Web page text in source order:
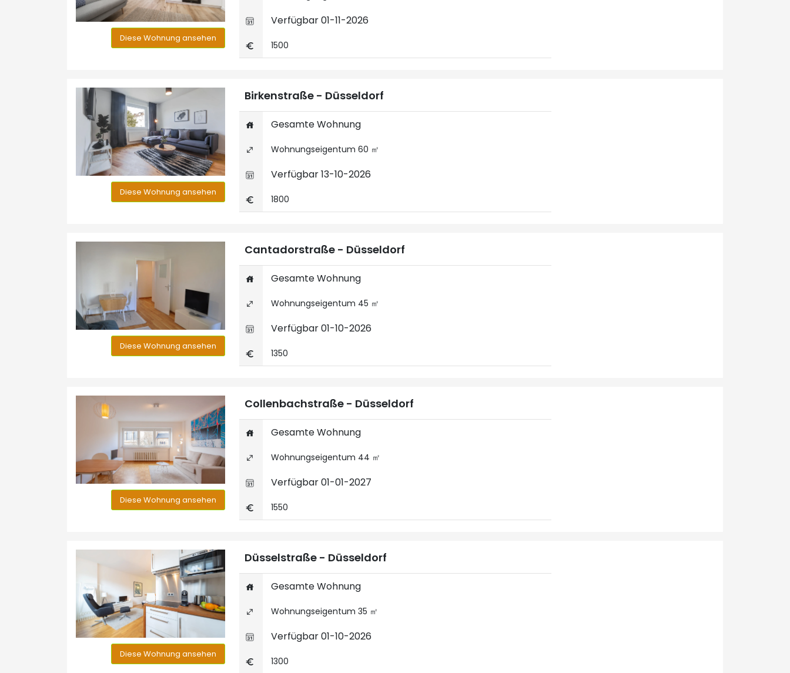
Diese Wohnung ansehen
Verfügbar 01-11-2026
1500
Diese Wohnung ansehen
Birkenstraße - Düsseldorf
Gesamte Wohnung
Wohnungseigentum 60 ㎡
Verfügbar 13-10-2026
1800
Diese Wohnung ansehen
Cantadorstraße - Düsseldorf
Gesamte Wohnung
Wohnungseigentum 45 ㎡
Verfügbar 01-10-2026
1350
Diese Wohnung ansehen
Collenbachstraße - Düsseldorf
Gesamte Wohnung
Wohnungseigentum 44 ㎡
Verfügbar 01-01-2027
1550
Diese Wohnung ansehen
Düsselstraße - Düsseldorf
Gesamte Wohnung
Wohnungseigentum 35 ㎡
Verfügbar 01-10-2026
1300